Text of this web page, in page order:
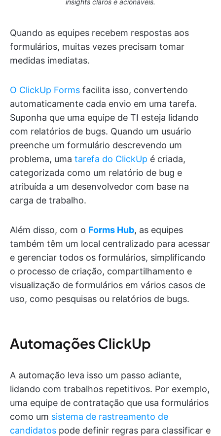
insights claros e acionáveis.
Quando as equipes recebem respostas aos
formulários, muitas vezes precisam tomar
medidas imediatas.
O ClickUp Forms facilita isso, convertendo
automaticamente cada envio em uma tarefa.
Suponha que uma equipe de TI esteja lidando
com relatórios de bugs. Quando um usuário
preenche um formulário descrevendo um
problema, uma tarefa do ClickUp é criada,
categorizada como um relatório de bug e
atribuída a um desenvolvedor com base na
carga de trabalho.
Além disso, com o Forms Hub, as equipes
também têm um local centralizado para acessar
e gerenciar todos os formulários, simplificando
o processo de criação, compartilhamento e
visualização de formulários em vários casos de
uso, como pesquisas ou relatórios de bugs.
Automações ClickUp
A automação leva isso um passo adiante,
lidando com trabalhos repetitivos. Por exemplo,
uma equipe de contratação que usa formulários
como um sistema de rastreamento de
candidatos pode definir regras para classificar e